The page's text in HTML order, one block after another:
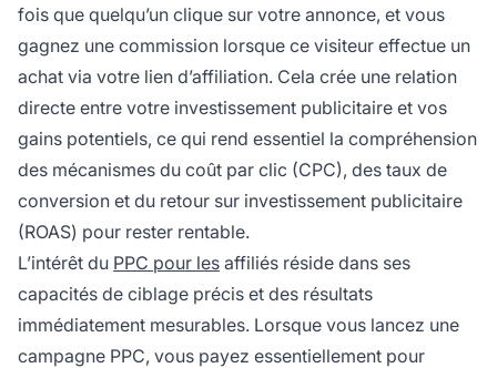
fois que quelqu’un clique sur votre annonce, et vous
gagnez une commission lorsque ce visiteur effectue un
achat via votre lien d’affiliation. Cela crée une relation
directe entre votre investissement publicitaire et vos
gains potentiels, ce qui rend essentiel la compréhension
des mécanismes du coût par clic (CPC), des taux de
conversion et du retour sur investissement publicitaire
(ROAS) pour rester rentable.
L’intérêt du PPC pour les affiliés réside dans ses
capacités de ciblage précis et des résultats
immédiatement mesurables. Lorsque vous lancez une
campagne PPC, vous payez essentiellement pour